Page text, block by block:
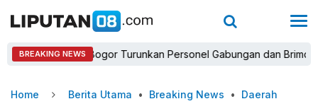
BREAKING NEWS
Kapolres Bogor Turunkan Personel Gabungan dan Brimob,
Home Berita Utama • Breaking News • Daerah